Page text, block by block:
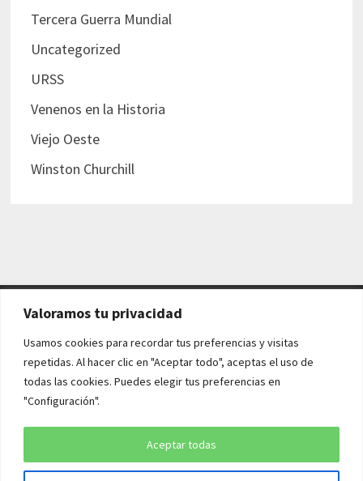
Valoramos tu privacidad
Usamos cookies para recordar tus preferencias y visitas
repetidas. Al hacer clic en "Aceptar todo", aceptas el uso de
todas las cookies. Puedes elegir tus preferencias en
"Configuración".
Aceptar todas
Tercera Guerra Mundial
Uncategorized
URSS
Venenos en la Historia
Viejo Oeste
Winston Churchill
AVISO LEGAL Y POLÍTICAS
Aviso legal
Política de cookies